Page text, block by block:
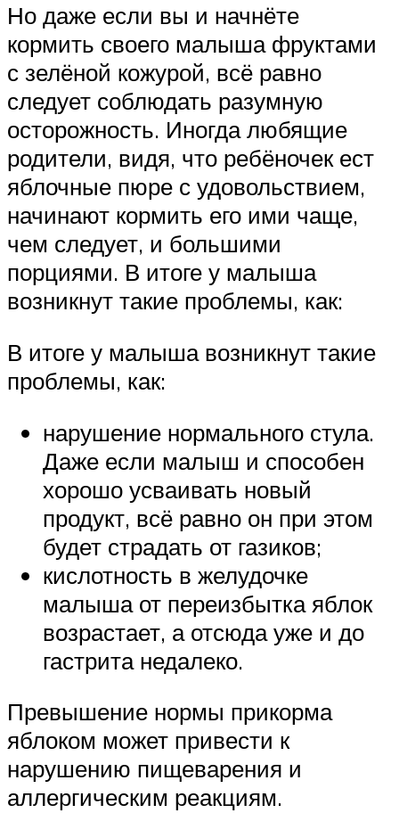
Но даже если вы и начнёте
кормить своего малыша фруктами
с зелёной кожурой, всё равно
следует соблюдать разумную
осторожность. Иногда любящие
родители, видя, что ребёночек ест
яблочные пюре с удовольствием,
начинают кормить его ими чаще,
чем следует, и большими
порциями. В итоге у малыша
возникнут такие проблемы, как:
В итоге у малыша возникнут такие
проблемы, как:
нарушение нормального стула.
Даже если малыш и способен
хорошо усваивать новый
продукт, всё равно он при этом
будет страдать от газиков;
кислотность в желудочке
малыша от переизбытка яблок
возрастает, а отсюда уже и до
гастрита недалеко.
Превышение нормы прикорма
яблоком может привести к
нарушению пищеварения и
аллергическим реакциям.